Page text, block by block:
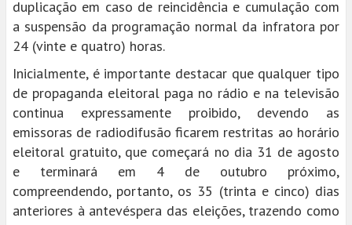
duplicação em caso de reincidência e cumulação com
a suspensão da programação normal da infratora por
24 (vinte e quatro) horas.
Inicialmente, é importante destacar que qualquer tipo
de propaganda eleitoral paga no rádio e na televisão
continua expressamente proibido, devendo as
emissoras de radiodifusão ficarem restritas ao horário
eleitoral gratuito, que começará no dia 31 de agosto
e terminará em 4 de outubro próximo,
compreendendo, portanto, os 35 (trinta e cinco) dias
anteriores à antevéspera das eleições, trazendo como